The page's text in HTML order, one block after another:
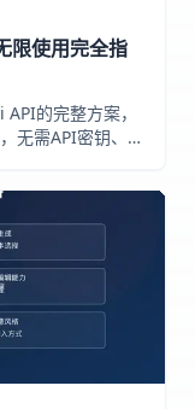
限使用完全指
的完整方案，
无需API密钥、无